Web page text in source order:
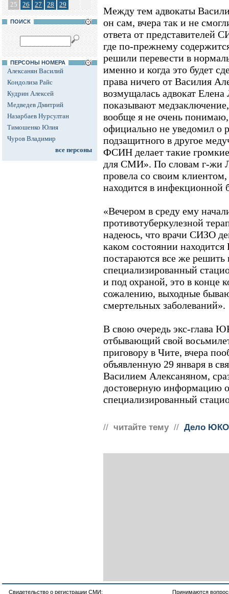
25
26 27 28 29
ПОИСК
ПЕРСОНЫ НОМЕРА
Алексанян Василий
Кондолиза Райс
Кудрин Алексей
Медведев Дмитрий
Назарбаев Нурсултан
Тимошенко Юлия
Чуров Владимир
все персоны
Между тем адвокаты
он сам, вчера так и не
ответа от представителей
где по-прежнему
решили перевести в
именно и когда это будет
права ничего от Василия
возмущалась адвокат
показывают
вообще я не очень
официально не уведомил о
подзащитного в другое
ФСИН делает такие
для СМИ». По словам г-жи
провела со своим
находится в
«Вечером в среду ему
противотуберкулезной
надеюсь, что врачи СИЗО
каком состоянии
постараются все же решить
специализированный
и под охраной, это в конце
сожалению, выходные
смертельных заболеваний».
В свою очередь экс-глава
отбывающий свой
приговору в Чите, вчера
объявленную 29 января в
Василием Алексаняном,
достоверную информацию о
специализированный
// читайте тему // Дело
Свидетельство о регистрации СМИ: Принимаются